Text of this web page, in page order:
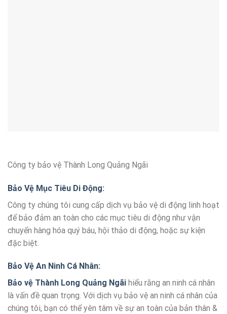
Công ty bảo vệ Thành Long Quảng Ngãi
Bảo Vệ Mục Tiêu Di Động:
Công ty chúng tôi cung cấp dịch vụ bảo vệ di động linh hoạt
để bảo đảm an toàn cho các mục tiêu di động như vận
chuyển hàng hóa quý báu, hội thảo di động, hoặc sự kiện
đặc biệt.
Bảo Vệ An Ninh Cá Nhân:
Bảo vệ Thành Long Quảng Ngãi hiểu rằng an ninh cá nhân
là vấn đề quan trọng. Với dịch vụ bảo vệ an ninh cá nhân của
chúng tôi, bạn có thể yên tâm về sự an toàn của bản thân &